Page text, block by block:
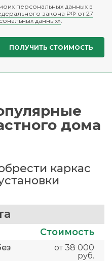
персональных данных в
закона РФ от 27
данных».
дома
каркас
Стоимость
от 38 000
руб.